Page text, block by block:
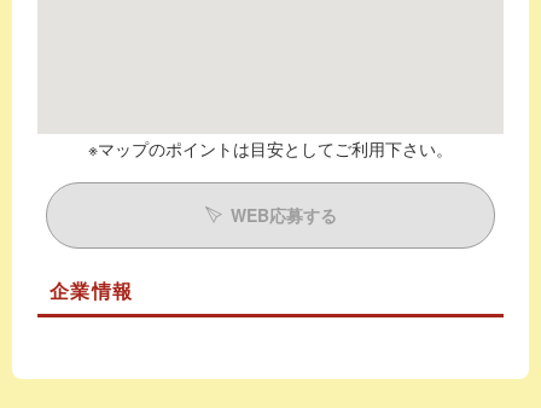
※マップのポイントは目安としてご利用下さい。
WEB応募する
企業情報